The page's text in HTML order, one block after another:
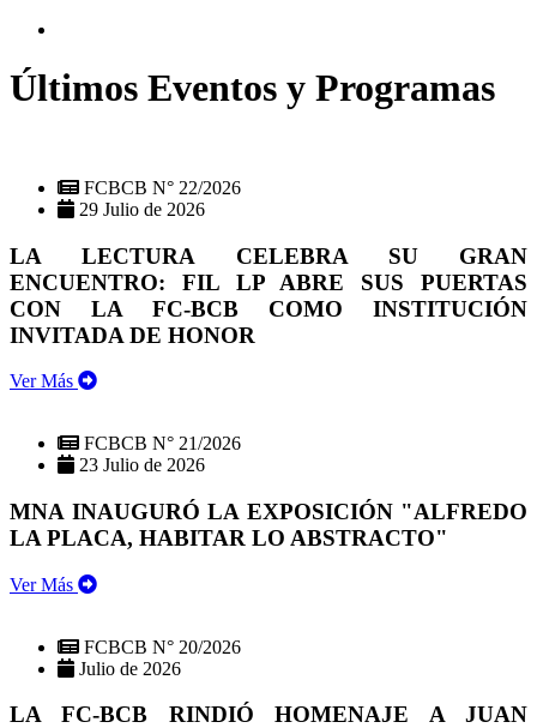
Últimos Eventos y Programas
FCBCB N° 22/2026
29 Julio de 2026
LA LECTURA CELEBRA SU GRAN
ENCUENTRO: FIL LP ABRE SUS PUERTAS
CON LA FC-BCB COMO INSTITUCIÓN
INVITADA DE HONOR
Ver Más
FCBCB N° 21/2026
23 Julio de 2026
MNA INAUGURÓ LA EXPOSICIÓN "ALFREDO
LA PLACA, HABITAR LO ABSTRACTO"
Ver Más
FCBCB N° 20/2026
Julio de 2026
LA FC-BCB RINDIÓ HOMENAJE A JUAN